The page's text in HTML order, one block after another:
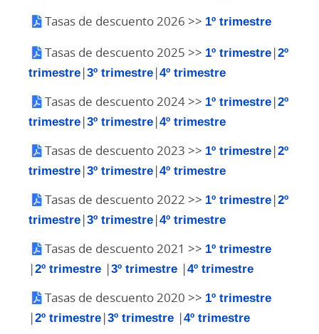
Tasas de descuento 2026 >> 1º trimestre
Tasas de descuento 2025 >> 1º trimestre|2º
trimestre|3º trimestre|4º trimestre
Tasas de descuento 2024 >> 1º trimestre|2º
trimestre|3º trimestre|4º trimestre
Tasas de descuento 2023 >> 1º trimestre|2º
trimestre|3º trimestre|4º trimestre
Tasas de descuento 2022 >> 1º trimestre|2º
trimestre|3º trimestre|4º trimestre
Tasas de descuento 2021 >> 1º trimestre
|2º trimestre |3º trimestre |4º trimestre
Tasas de descuento 2020 >> 1º trimestre
|2º trimestre|3º trimestre |4º trimestre